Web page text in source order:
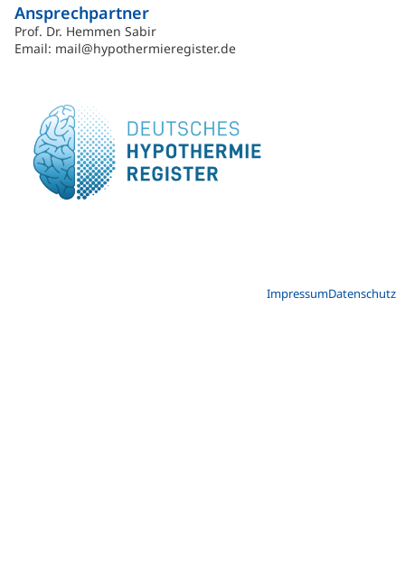
Ansprechpartner
Prof. Dr. Hemmen Sabir
Email: mail@hypothermieregister.de
ImpressumDatenschutz